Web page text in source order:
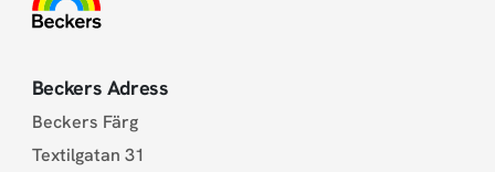
Beckers Adress
Beckers Färg
Textilgatan 31